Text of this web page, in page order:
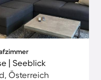
| Seeblick
Österreich